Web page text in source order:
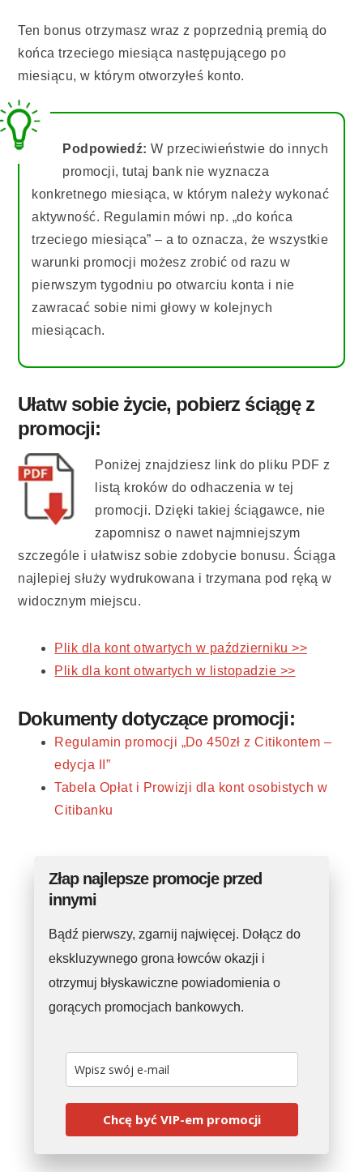
Ten bonus otrzymasz wraz z poprzednią premią do
końca trzeciego miesiąca następującego po
miesiącu, w którym otworzyłeś konto.
Podpowiedź: W przeciwieństwie do innych
promocji, tutaj bank nie wyznacza
konkretnego miesiąca, w którym należy wykonać
aktywność. Regulamin mówi np. „do końca
trzeciego miesiąca” – a to oznacza, że wszystkie
warunki promocji możesz zrobić od razu w
pierwszym tygodniu po otwarciu konta i nie
zawracać sobie nimi głowy w kolejnych
miesiącach.
Ułatw sobie życie, pobierz ściągę z
promocji:
Poniżej znajdziesz link do pliku PDF z
listą kroków do odhaczenia w tej
promocji. Dzięki takiej ściągawce, nie
zapomnisz o nawet najmniejszym
szczególe i ułatwisz sobie zdobycie bonusu. Ściąga
najlepiej służy wydrukowana i trzymana pod ręką w
widocznym miejscu.
Plik dla kont otwartych w październiku >>
Plik dla kont otwartych w listopadzie >>
Dokumenty dotyczące promocji:
Regulamin promocji „Do 450zł z Citikontem –
edycja I
”
Tabela Opłat i Prowizji dla kont osobistych w
Citibanku
Złap najlepsze promocje przed
innymi
Bądź pierwszy, zgarnij najwięcej. Dołącz do
ekskluzywnego grona łowców okazji i
otrzymuj błyskawiczne powiadomienia o
gorących promocjach bankowych.
Chcę być VIP-em promocji